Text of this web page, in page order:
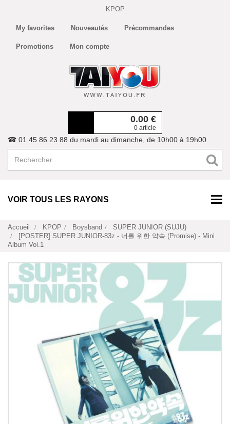
KPOP
My favorites Nouveautés Précommandes
Promotions Mon compte
0.00 €
0 article
☎ 01 45 86 23 88 du mardi au dimanche, de 10h00 à 19h00
VOIR TOUS LES RAYONS
Accueil KPOP Boysband
SUPER JUNIOR (SUJU)
[POSTER] SUPER JUNIOR-83z - 너를 위한 약속 (Promise) - Mini
Album Vol.1